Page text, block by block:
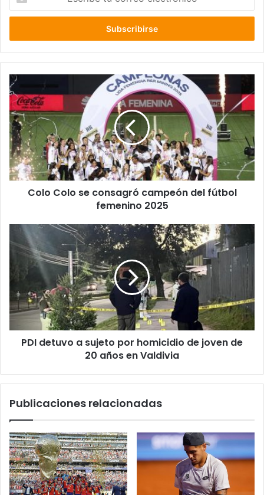
correo
Colo
Colo
se
consagró
campeón
del
fútbol
femenino
2025
Colo Colo se consagró campeón del fútbol
femenino 2025
PDI
detuvo
sujeto
homicidio
de
joven
de
PDI detuvo a sujeto por homicidio de joven de
20 años en Valdivia
Publicaciones relacionadas